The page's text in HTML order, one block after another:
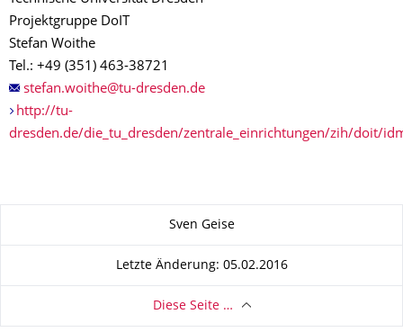
Projektgruppe DoIT
Stefan Woithe
Tel.: +49 (351) 463-38721
http://tu-
dresden.de/die_tu_dresden/zentrale_einrichtungen/zih/doit/
Sven Geise
Letzte Änderung: 05.02.2016
Diese Seite …